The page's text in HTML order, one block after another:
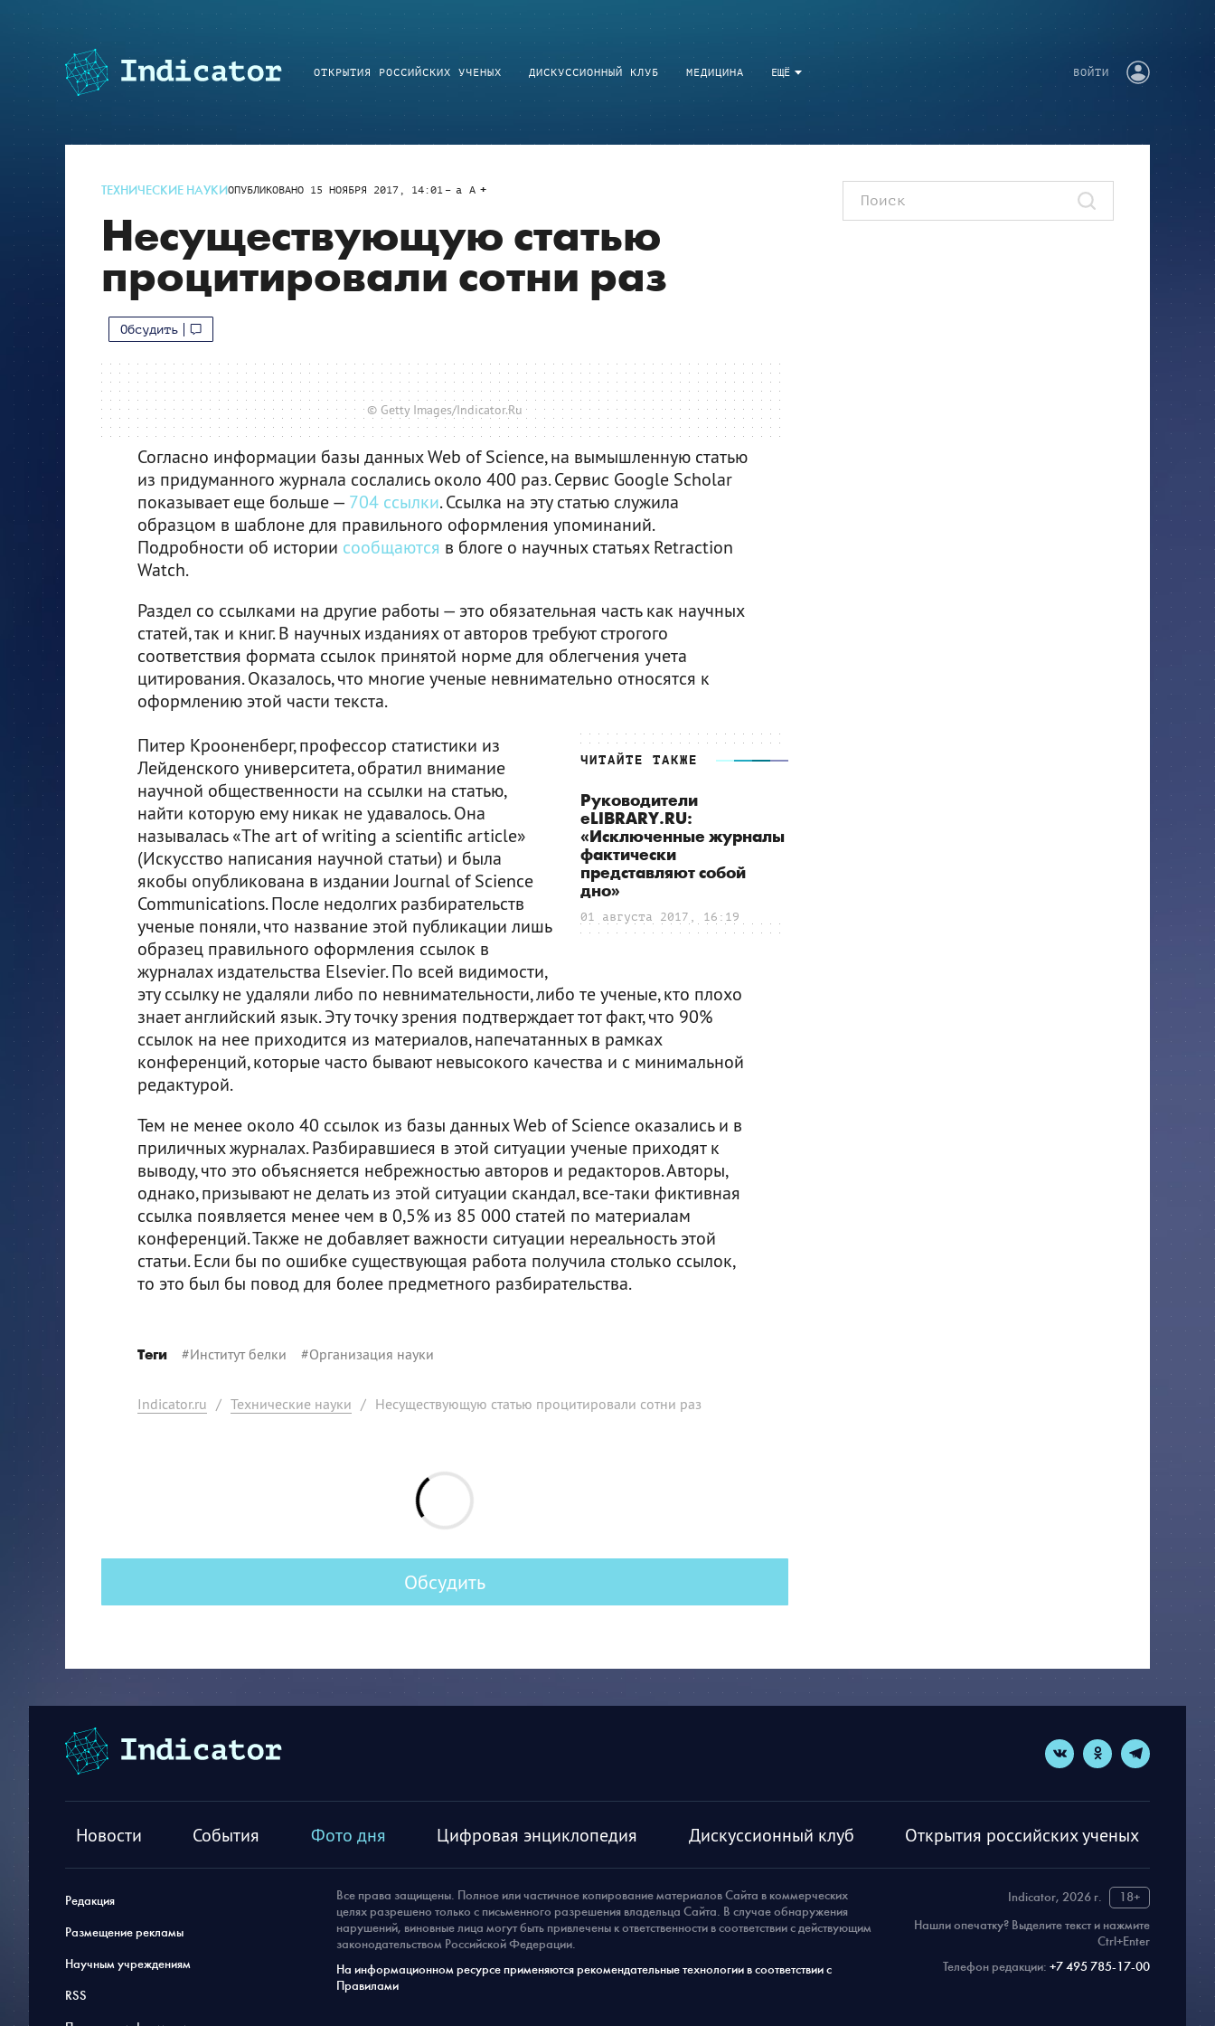
ЕЩЁ
ОТКРЫТИЯ РОССИЙСКИХ УЧЕНЫХ ДИСКУССИОННЫЙ КЛУБ МЕДИЦИНА ВОЙТИ
ТЕХНИЧЕСКИЕ НАУКИОПУБЛИКОВАНО 15 НОЯБРЯ 2017, 14:01 a A
Несуществующую статью
процитировали сотни раз
Обсудить
© Getty Images/Indicator.Ru
Согласно информации базы данных Web of Science, на вымышленную статью
из придуманного журнала сослались около 400 раз. Сервис Google Scholar
показывает еще больше — 704 ссылки. Ссылка на эту статью служила
образцом в шаблоне для правильного оформления упоминаний.
Подробности об истории сообщаются в блоге о научных статьях Retraction
Watch.
Раздел со ссылками на другие работы — это обязательная часть как научных
статей, так и книг. В научных изданиях от авторов требуют строгого
соответствия формата ссылок принятой норме для облегчения учета
цитирования. Оказалось, что многие ученые невнимательно относятся к
оформлению этой части текста.
ЧИТАЙТЕ ТАКЖЕ
Руководители
eLIBRARY.RU:
«Исключенные журналы
фактически
представляют собой
дно»
01 августа 2017, 16:19
Питер Крооненберг, профессор статистики из
Лейденского университета, обратил внимание
научной общественности на ссылки на статью,
найти которую ему никак не удавалось. Она
называлась «The art of writing a scientific article»
(Искусство написания научной статьи) и была
якобы опубликована в издании Journal of Science
Communications. После недолгих разбирательств
ученые поняли, что название этой публикации лишь
образец правильного оформления ссылок в
журналах издательства Elsevier. По всей видимости,
эту ссылку не удаляли либо по невнимательности, либо те ученые, кто плохо
знает английский язык. Эту точку зрения подтверждает тот факт, что 90%
ссылок на нее приходится из материалов, напечатанных в рамках
конференций, которые часто бывают невысокого качества и с минимальной
редактурой.
Тем не менее около 40 ссылок из базы данных Web of Science оказались и в
приличных журналах. Разбиравшиеся в этой ситуации ученые приходят к
выводу, что это объясняется небрежностью авторов и редакторов. Авторы,
однако, призывают не делать из этой ситуации скандал, все-таки фиктивная
ссылка появляется менее чем в 0,5% из 85 000 статей по материалам
конференций. Также не добавляет важности ситуации нереальность этой
статьи. Если бы по ошибке существующая работа получила столько ссылок,
то это был бы повод для более предметного разбирательства.
Теги #Институт белки #Организация науки
Indicator.ru / Технические науки / Несуществующую статью процитировали сотни раз
Обсудить
Новости События Фото дня Цифровая энциклопедия Дискуссионный клуб Открытия российских ученых
Редакция
Размещение рекламы
Научным учреждениям
RSS
Indicator, 2026 г.
18+
Нашли опечатку? Выделите текст и нажмите
Ctrl+Enter
Телефон редакции: +7 495 785-17-00
Все права защищены. Полное или частичное копирование материалов Сайта в коммерческих
целях разрешено только с письменного разрешения владельца Сайта. В случае обнаружения
нарушений, виновные лица могут быть привлечены к ответственности в соответствии с действующим
законодательством Российской Федерации.
На информационном ресурсе применяются рекомендательные технологии в соответствии с
Правилами